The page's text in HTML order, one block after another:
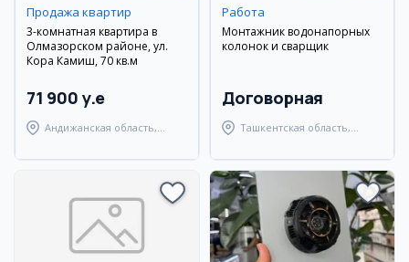
Продажа квартир
3-комнатная квартира в
Олмазорском районе, ул.
Кора Камиш, 70 кв.м
71 900 y.e
Андижанская область,
Работа
Монтажник водонапорных
колонок и сварщик
Договорная
Ташкентская область,